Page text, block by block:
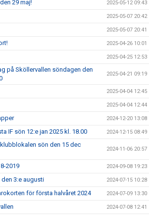
29 maj! 2025-05-12 09:43
2025-05-07 20:42
2025-05-07 20:41
2025-04-26 10:01
2025-04-25 12:53
på Sköllervallen söndagen den
2025-04-21 09:19
2025-04-04 12:45
2025-04-04 12:44
2024-12-20 13:08
IF sön 12:e jan 2025 kl. 18.00 2024-12-15 08:49
sön den 15 dec
2024-11-06 20:57
2019 2024-09-08 19:23
3:e augusti 2024-07-15 10:28
för första halvåret 2024 2024-07-09 13:30
2024-07-08 12:41